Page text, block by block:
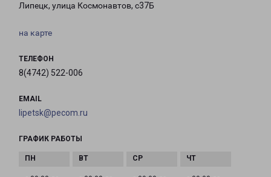
Липецк, улица Космонавтов, с37Б
на карте
ТЕЛЕФОН
8(4742) 522-006
EMAIL
lipetsk@pecom.ru
ГРАФИК РАБОТЫ